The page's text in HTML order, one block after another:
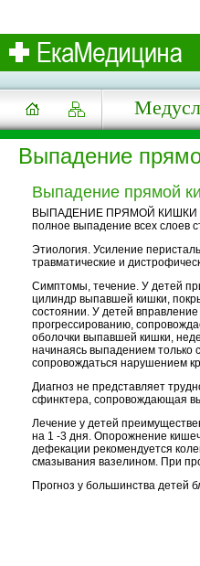
Выпадение
Выпадение прямой
ВЫПАДЕНИЕ ПРЯМОЙ КИШКИ -
полное выпадение всех слоев
Этиология. Усиление
травматические и
Симптомы, течение. У детей
цилиндр выпавшей кишки,
состоянии. У детей
прогрессированию,
оболочки выпавшей кишки,
начинаясь выпадением только
сопровождаться нарушением
Диагноз не представляет
сфинктера, сопровождающая
Лечение у детей
на 1 -3 дня. Опорожнение
дефекации рекомендуется
смазывания вазелином. При
Прогноз у большинства детей